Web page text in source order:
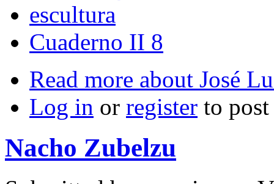
escultura
Cuaderno II 8
Read more about José
Log in or register to
Nacho Zubelzu